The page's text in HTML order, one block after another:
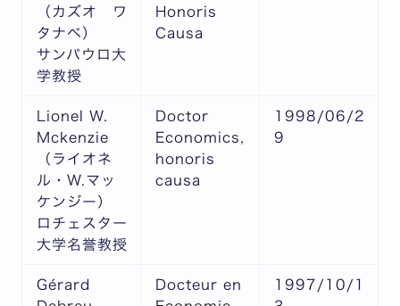
（カズオ ワ
タナベ）
サンパウロ大
学教授
Honoris
Causa
Lionel W.
Mckenzie
（ライオネ
ル・W.マッ
ケンジー）
ロチェスター
大学名誉教授
Doctor
Economics,
honoris
causa
1998/06/2
9
Gérard
Docteur en
1997/10/1